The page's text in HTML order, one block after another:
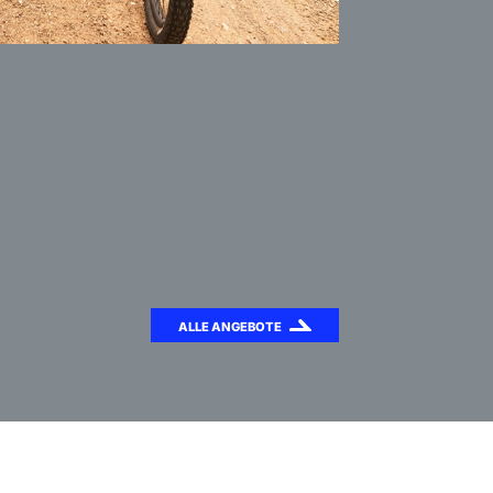
ALLE ANGEBOTE